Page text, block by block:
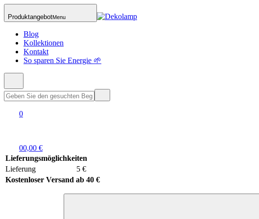
ProduktangebotMenu
Blog
Kollektionen
Kontakt
So sparen Sie Energie 🌱
0
00,00 €
Lieferungsmöglichkeiten
Lieferung
5 €
Kostenloser Versand ab 40 €